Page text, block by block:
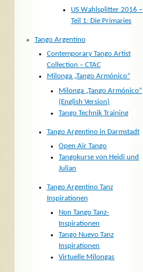
US Wahlsplitter 2016 –
Teil 1: Die Primaries
Tango Argentino
Contemporary Tango Artist
Collection – CTAC
Milonga „Tango Armónico“
Milonga „Tango Armónico“
(English Version)
Tango Technik Training
Tango Argentino in Darmstadt
Open Air Tango
Tangokurse von Heidi und
Julian
Tango Argentino Tanz
Inspirationen
Non Tango Tanz-
Inspirationen
Tango Nuevo Tanz
Inspirationen
Virtuelle Milongas